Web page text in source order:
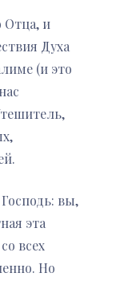
Отца, и
Духа
(и это
вы,
эта
всех
Но